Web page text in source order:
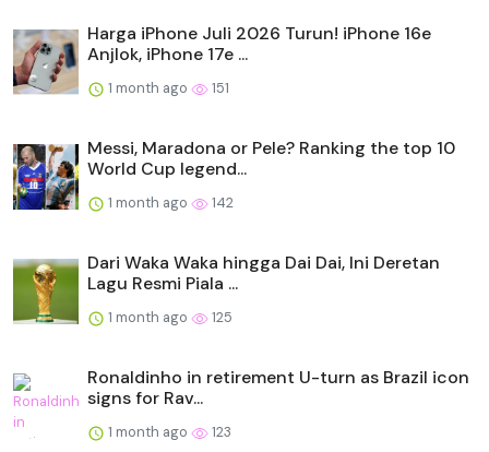
Harga iPhone Juli 2026 Turun! iPhone 16e
Anjlok, iPhone 17e ...
1 month ago 151
Messi, Maradona or Pele? Ranking the top 10
World Cup legend...
1 month ago 142
Dari Waka Waka hingga Dai Dai, Ini Deretan
Lagu Resmi Piala ...
1 month ago 125
Ronaldinho in retirement U-turn as Brazil icon
signs for Rav...
1 month ago 123